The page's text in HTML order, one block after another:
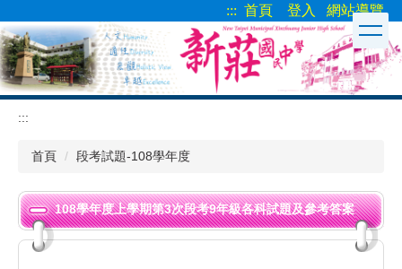
到
主
要
內
區
::: 首頁 登入 網站導覽
:::
首頁 段考試題-108學年度
108學年度上學期第3次段考9年級各科試題及參考答案